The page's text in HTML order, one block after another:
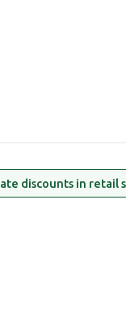
discounts in retail